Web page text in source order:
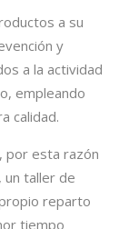
a su
y
a la actividad
empleando
calidad.
por esta razón
un taller de
reparto
tiempo